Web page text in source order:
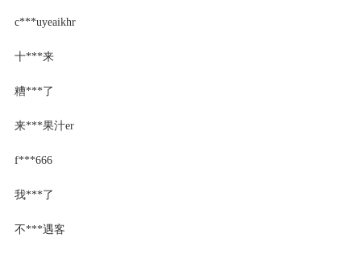
c***uyeaikhr
十***来
糟***了
来***果汁er
f***666
我***了
不***遇客